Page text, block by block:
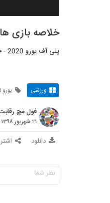
خلاصه بازی های پلی آف
پلی آف یورو 2020 - خلاصه بازی های پلی آف یورو 2020؛ 20 شهریور 1398 - شبکه: Sky Sport
ورزشی یورو 2020
فول مچ
۲۱ شهریور ۱۳۹۸
دانلود